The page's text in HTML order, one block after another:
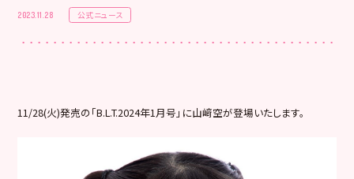
2023.11.28 公式ニュース
11/28(火)発売の「B.L.T.2024年1月号」 に山﨑空が登場いたします。